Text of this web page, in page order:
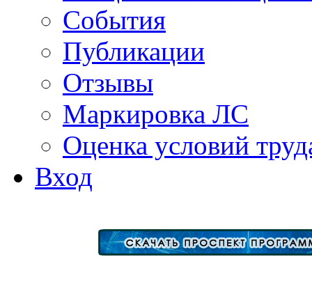
События
Публикации
Отзывы
Маркировка ЛС
Оценка условий
Вход